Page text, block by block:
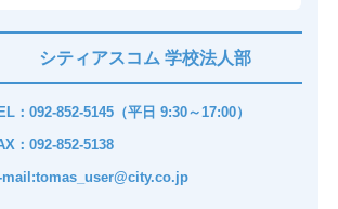
シティアスコム 学校法人部
：092-852-5145（平日 9:30～17:00）
：092-852-5138
mail:tomas_user@city.co.jp